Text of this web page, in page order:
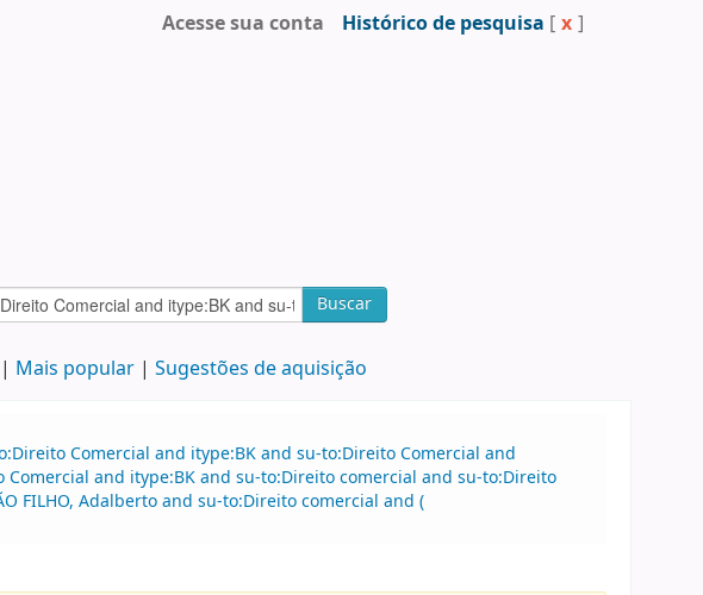
Acesse sua conta Histórico de pesquisa [ x ]
Buscar
Mais popular Sugestões de aquisição
Comercial and itype:BK and su-to:Direito Comercial and
Comercial and itype:BK and su-to:Direito comercial and su-to:Direito
FILHO, Adalberto and su-to:Direito comercial and (